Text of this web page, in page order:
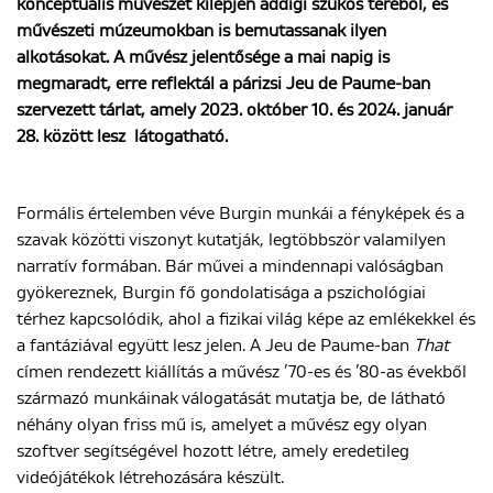
konceptuális művészet kilépjen addigi szűkös teréből, és
művészeti múzeumokban is bemutassanak ilyen
alkotásokat. A művész jelentősége a mai napig is
megmaradt, erre reflektál a párizsi Jeu de Paume-ban
szervezett tárlat, amely 2023. október 10. és 2024. január
28. között lesz látogatható.
Formális értelemben véve Burgin munkái a fényképek és a
szavak közötti viszonyt kutatják, legtöbbször valamilyen
narratív formában. Bár művei a mindennapi valóságban
gyökereznek, Burgin fő gondolatisága a pszichológiai
térhez kapcsolódik, ahol a fizikai világ képe az emlékekkel és
a fantáziával együtt lesz jelen. A Jeu de Paume-ban That
címen rendezett kiállítás a művész ’70-es és ’80-as évekből
származó munkáinak válogatását mutatja be, de látható
néhány olyan friss mű is, amelyet a művész egy olyan
szoftver segítségével hozott létre, amely eredetileg
videójátékok létrehozására készült.